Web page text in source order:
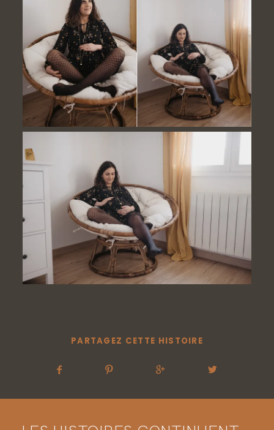
PARTAGEZ CETTE HISTOIRE